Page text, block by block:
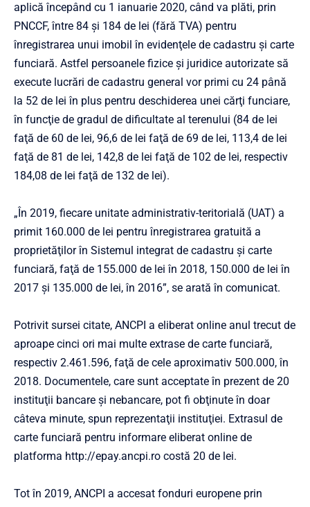
aplică începând cu 1 ianuarie 2020, când va plăti, prin
PNCCF, între 84 şi 184 de lei (fără TVA) pentru
înregistrarea unui imobil în evidenţele de cadastru şi carte
funciară. Astfel persoanele fizice şi juridice autorizate să
execute lucrări de cadastru general vor primi cu 24 până
la 52 de lei în plus pentru deschiderea unei cărţi funciare,
în funcţie de gradul de dificultate al terenului (84 de lei
faţă de 60 de lei, 96,6 de lei faţă de 69 de lei, 113,4 de lei
faţă de 81 de lei, 142,8 de lei faţă de 102 de lei, respectiv
184,08 de lei faţă de 132 de lei).
„În 2019, fiecare unitate administrativ-teritorială (UAT) a
primit 160.000 de lei pentru înregistrarea gratuită a
proprietăţilor în Sistemul integrat de cadastru şi carte
funciară, faţă de 155.000 de lei în 2018, 150.000 de lei în
2017 şi 135.000 de lei, în 2016”, se arată în comunicat.
Potrivit sursei citate, ANCPI a eliberat online anul trecut de
aproape cinci ori mai multe extrase de carte funciară,
respectiv 2.461.596, faţă de cele aproximativ 500.000, în
2018. Documentele, care sunt acceptate în prezent de 20
instituţii bancare şi nebancare, pot fi obţinute în doar
câteva minute, spun reprezentaţii instituţiei. Extrasul de
carte funciară pentru informare eliberat online de
platforma http://epay.ancpi.ro costă 20 de lei.
Tot în 2019, ANCPI a accesat fonduri europene prin